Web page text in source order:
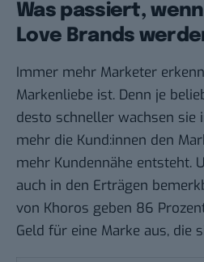
Was passiert,
Love Brands
Immer mehr Marketer
Markenliebe ist. Denn je
desto schneller wachsen sie
mehr die Kund:innen den
mehr Kundennähe entsteht.
auch in den Erträgen
von Khoros geben 86
Geld für eine Marke aus, die